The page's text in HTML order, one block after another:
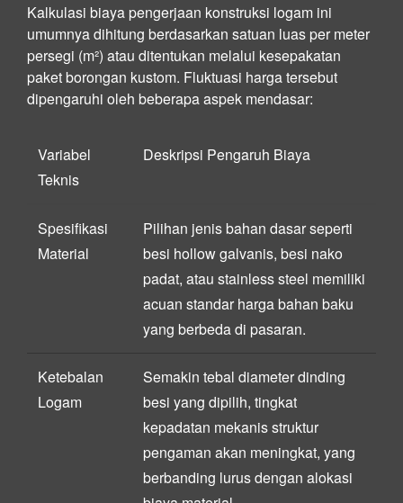
Kalkulasi biaya pengerjaan konstruksi logam ini
umumnya dihitung berdasarkan satuan luas per meter
persegi (m²) atau ditentukan melalui kesepakatan
paket borongan kustom. Fluktuasi harga tersebut
dipengaruhi oleh beberapa aspek mendasar:
Variabel
Teknis
Deskripsi Pengaruh Biaya
Spesifikasi
Material
Pilihan jenis bahan dasar seperti
besi hollow galvanis, besi nako
padat, atau stainless steel memiliki
acuan standar harga bahan baku
yang berbeda di pasaran.
Ketebalan
Logam
Semakin tebal diameter dinding
besi yang dipilih, tingkat
kepadatan mekanis struktur
pengaman akan meningkat, yang
berbanding lurus dengan alokasi